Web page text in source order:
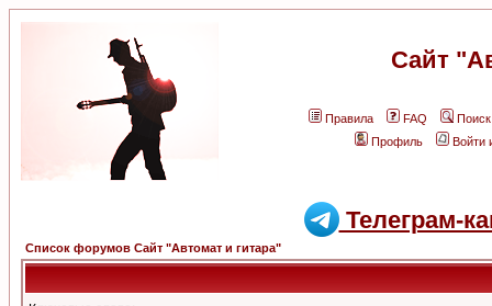
Сайт
Правила FAQ
Поиск
Профиль
Войти
Телеграм-
Список форумов Сайт "Автомат и гитара"